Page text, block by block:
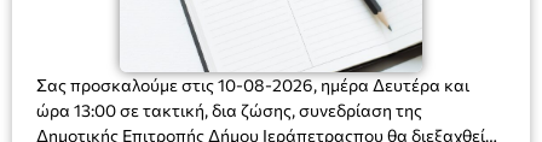
Σας προσκαλούμε στις 10-08-2026, ημέρα Δευτέρα και
ώρα 13:00 σε τακτική, δια ζώσης, συνεδρίαση της
Δημοτικής Επιτροπής Δήμου Ιεράπετραςπου θα διεξαχθεί